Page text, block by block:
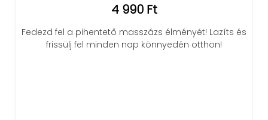
4 990 Ft
Fedezd fel a pihentető masszázs élményét! Lazíts és
frissülj fel minden nap könnyedén otthon!